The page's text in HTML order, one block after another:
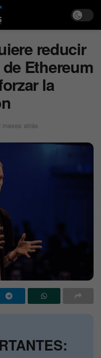
reducir
Ethereum
la
meses atrás